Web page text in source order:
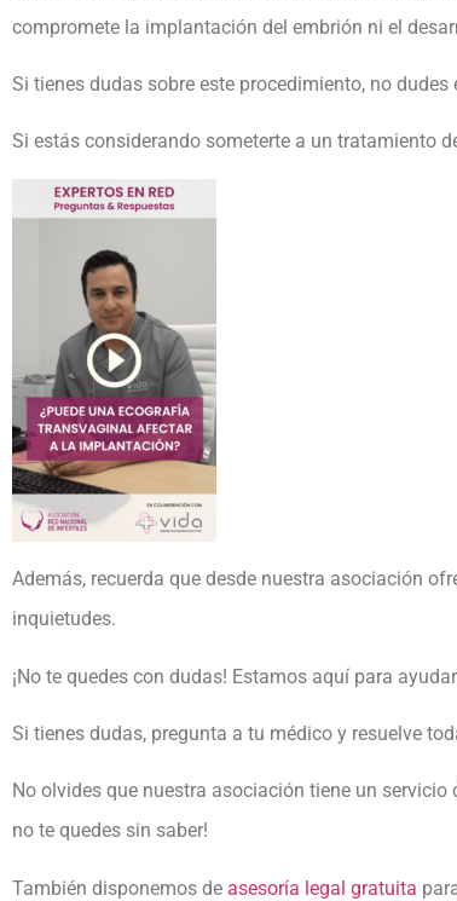
compromete la implantación del embrión ni el
Si tienes dudas sobre este procedimiento, no
Si estás considerando someterte a un tratamiento
Además, recuerda que desde nuestra asociación
inquietudes.
¡No te quedes con dudas! Estamos aquí para
Si tienes dudas, pregunta a tu médico y resuelve
No olvides que nuestra asociación tiene un
no te quedes sin saber!
También disponemos de asesoría legal gratuita